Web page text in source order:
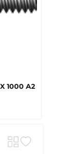
1000 A2